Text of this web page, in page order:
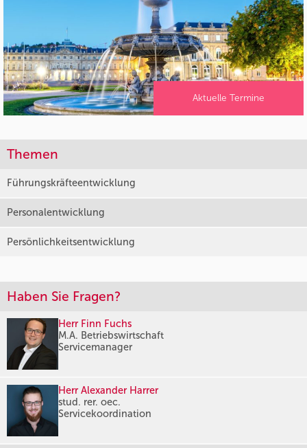
Aktuelle Termine
Themen
Führungskräfteentwicklung
Personalentwicklung
Persönlichkeitsentwicklung
Haben Sie Fragen?
Herr Finn Fuchs
M.A. Betriebswirtschaft
Servicemanager
Herr Alexander Harrer
stud. rer. oec.
Servicekoordination